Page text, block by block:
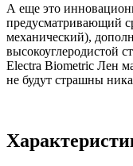
А еще это
предусматривающий
механический),
высокоуглеродистой
Electra Biometric Лен
не будут страшны